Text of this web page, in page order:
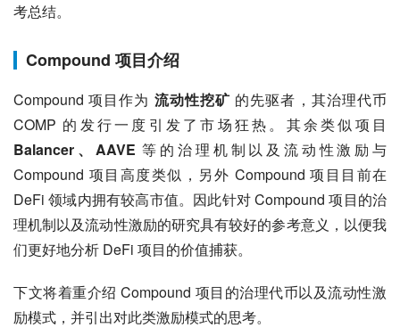
考总结。
Compound 项目介绍
Compound 项目作为 流动性挖矿 的先驱者，其治理代币
Balancer、AAVE 等的治理机制以及流动性激励与
Compound 项目高度类似，另外 Compound 项目目前在
DeFi 领域内拥有较高市值。因此针对 Compound 项目的治
理机制以及流动性激励的研究具有较好的参考意义，以便我
们更好地分析 DeFi 项目的价值捕获。
下文将着重介绍 Compound 项目的治理代币以及流动性激
励模式，并引出对此类激励模式的思考。